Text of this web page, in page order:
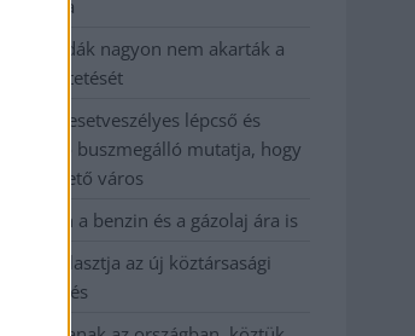
haza
gazdák nagyon nem akarták a
üzemeltetését
alig balesetveszélyes lépcső és
levő buszmegálló mutatja, hogy
élhető város
csökken a benzin és a gázolaj ára is
megválasztja az új köztársasági